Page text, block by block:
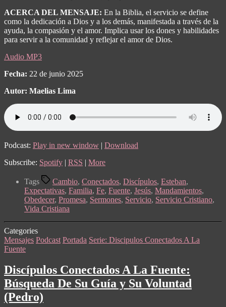
ACERCA DEL MENSAJE: En la Biblia, el servicio se define
como la dedicación a Dios y a los demás, manifestada a través de la
ayuda, la compasión y el amor. Implica usar los dones y habilidades
para servir a la comunidad y reflejar el amor de Dios.
Audio MP3
Fecha: 22 de junio 2025
Autor: Maelias Lima
Podcast: Play in new window | Download
Subscribe: Spotify | RSS | More
Tags Cambio, Conectados, Discípulos, Esteban,
Expectativas, Familia, Fe, Fuente, Jesús, Mandamientos,
Obedecer, Promesa, Sermones, Servicio, Servicio Cristiano,
Vida Cristiana
Categories
Mensajes Podcast Portada Serie: Discipulos Conectados A La
Fuente
Discípulos Conectados A La Fuente:
Búsqueda De Su Guía y Su Voluntad
(Pedro)